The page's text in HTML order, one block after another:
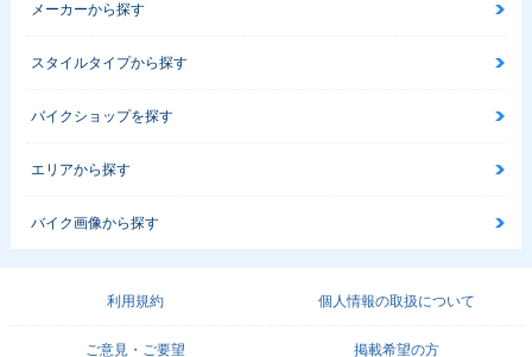
メーカーから探す
スタイルタイプから探す
バイクショップを探す
エリアから探す
バイク画像から探す
利用規約 個人情報の取扱について
ご意見・ご要望 掲載希望の方